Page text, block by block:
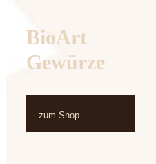
BioArt
Gewürze
zum Shop